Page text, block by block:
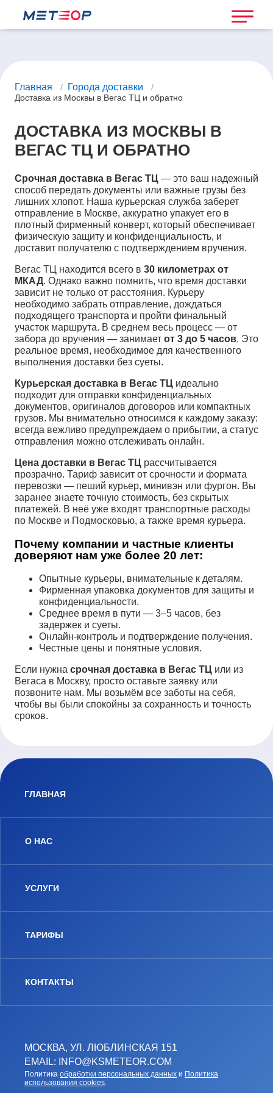
Главная / Города доставки
/
Доставка из Москвы в Вегас ТЦ и обратно
ДОСТАВКА ИЗ МОСКВЫ В
ВЕГАС ТЦ И ОБРАТНО
Срочная доставка в Вегас ТЦ — это ваш надежный
способ передать документы или важные грузы без
лишних хлопот. Наша курьерская служба заберет
отправление в Москве, аккуратно упакует его в
плотный фирменный конверт, который обеспечивает
физическую защиту и конфиденциальность, и
доставит получателю с подтверждением вручения.
Вегас ТЦ находится всего в 30 километрах от
МКАД. Однако важно помнить, что время доставки
зависит не только от расстояния. Курьеру
необходимо забрать отправление, дождаться
подходящего транспорта и пройти финальный
участок маршрута. В среднем весь процесс — от
забора до вручения — занимает от 3 до 5 часов. Это
реальное время, необходимое для качественного
выполнения доставки без суеты.
Курьерская доставка в Вегас ТЦ идеально
подходит для отправки конфиденциальных
документов, оригиналов договоров или компактных
грузов. Мы внимательно относимся к каждому заказу:
всегда вежливо предупреждаем о прибытии, а статус
отправления можно отслеживать онлайн.
Цена доставки в Вегас ТЦ рассчитывается
прозрачно. Тариф зависит от срочности и формата
перевозки — пеший курьер, минивэн или фургон. Вы
заранее знаете точную стоимость, без скрытых
платежей. В неё уже входят транспортные расходы
по Москве и Подмосковью, а также время курьера.
Почему компании и частные клиенты
доверяют нам уже более 20 лет:
Опытные курьеры, внимательные к деталям.
Фирменная упаковка документов для защиты и
конфиденциальности.
Среднее время в пути — 3–5 часов, без
задержек и суеты.
Онлайн-контроль и подтверждение получения.
Честные цены и понятные условия.
Если нужна срочная доставка в Вегас ТЦ или из
Вегаса в Москву, просто оставьте заявку или
позвоните нам. Мы возьмём все заботы на себя,
чтобы вы были спокойны за сохранность и точность
сроков.
МОСКВА, УЛ. ЛЮБЛИНСКАЯ 151
EMAIL: INFO@KSMETEOR.COM
Политика обработки персональных данных и Политика
использования cookies.
ГЛАВНАЯ
О НАС
УСЛУГИ
ТАРИФЫ
КОНТАКТЫ